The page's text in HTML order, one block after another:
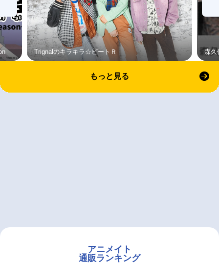
Trignalのキラキラ☆ビートＲ 森久
もっと見る
アニメイト
通販ランキング